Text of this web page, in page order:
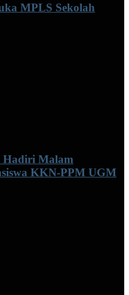
MPLS Sekolah
Hadiri Malam
KKN-PPM UGM